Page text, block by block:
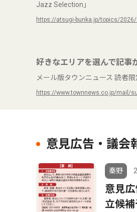
Jazz Selection」
https://atsugi-bunka.jp/topics/
好きなエリアを選んで記事
メール版タウンニュース 読者
https://www.townnews.co.jp/mail/
意見広告・議会
秦野
意見
立候